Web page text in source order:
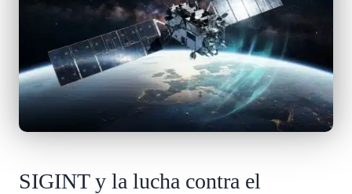
SIGINT y la lucha contra el